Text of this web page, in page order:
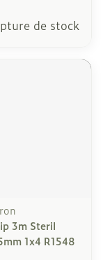
de stock
3m Steril
1x4 R1548